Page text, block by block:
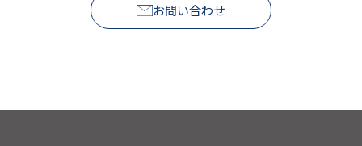
お問い合わせ